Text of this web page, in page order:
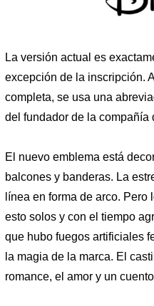
La versión actual es
excepción de la inscripción.
completa, se usa una
del fundador de la compañía
El nuevo emblema está
balcones y banderas. La
línea en forma de arco.
esto solos y con el tiempo
que hubo fuegos artificiales
la magia de la marca. El
romance, el amor y un